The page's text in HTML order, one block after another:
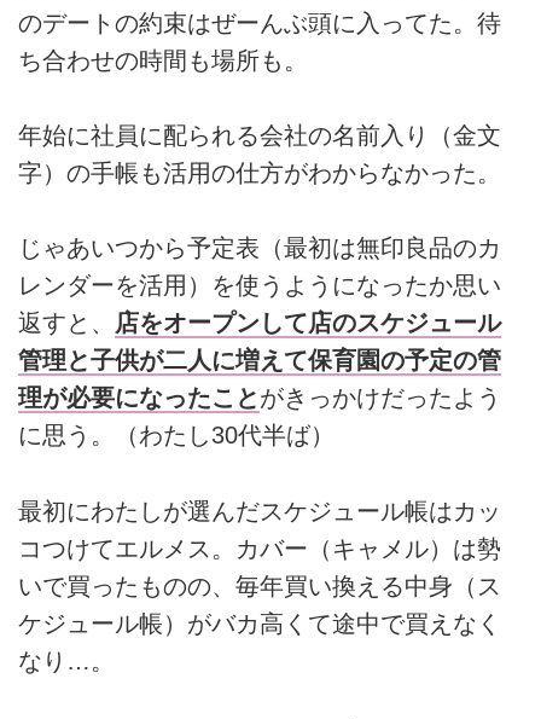
のデートの約束はぜーんぶ頭に入ってた。待
ち合わせの時間も場所も。
年始に社員に配られる会社の名前入り（金文
字）の手帳も活用の仕方がわからなかった。
じゃあいつから予定表（最初は無印良品のカ
レンダーを活用）を使うようになったか思い
返すと、 店をオープンして店のスケジュール
管理と子供が二人に増えて保育園の予定の管
理が必要になったことがきっかけだったよう
に思う。（わたし30代半ば）
最初にわたしが選んだスケジュール帳はカッ
コつけてエルメス。カバー（キャメル）は勢
いで買ったものの、毎年買い換える中身（ス
ケジュール帳）がバカ高くて途中で買えなく
なり…。